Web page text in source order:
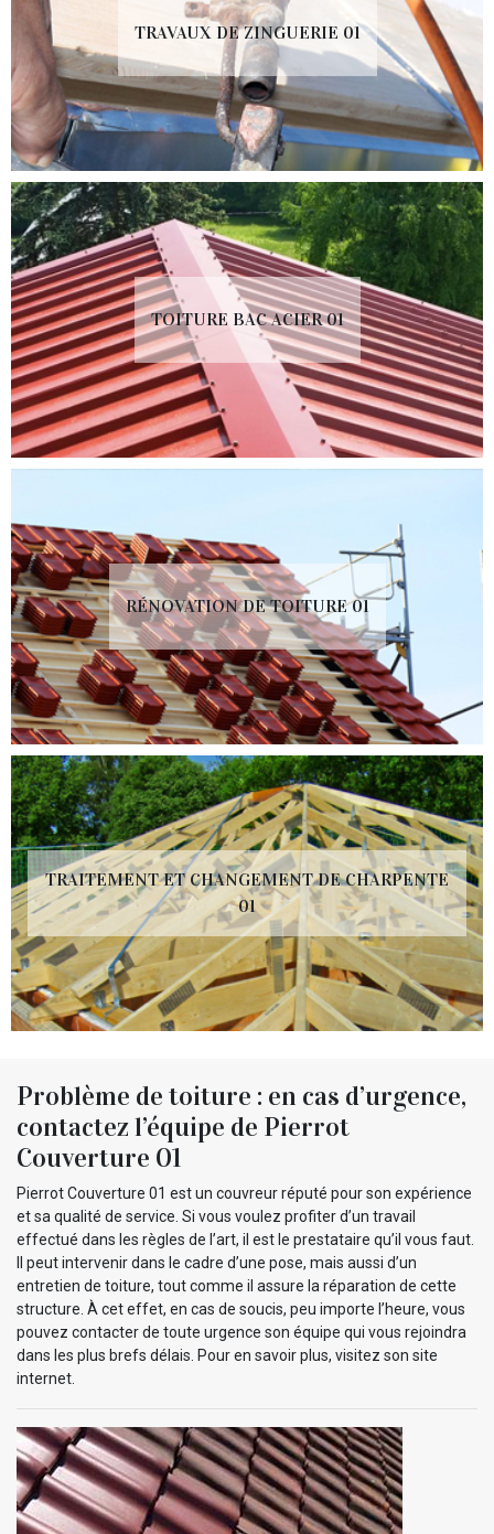
TRAVAUX DE ZINGUERIE 01
TOITURE BAC ACIER 01
RÉNOVATION DE TOITURE 01
TRAITEMENT ET CHANGEMENT DE CHARPENTE
01
Problème de toiture : en cas d’urgence,
contactez l’équipe de Pierrot
Couverture 01
Pierrot Couverture 01 est un couvreur réputé pour son expérience
et sa qualité de service. Si vous voulez profiter d’un travail
effectué dans les règles de l’art, il est le prestataire qu’il vous faut.
Il peut intervenir dans le cadre d’une pose, mais aussi d’un
entretien de toiture, tout comme il assure la réparation de cette
structure. À cet effet, en cas de soucis, peu importe l’heure, vous
pouvez contacter de toute urgence son équipe qui vous rejoindra
dans les plus brefs délais. Pour en savoir plus, visitez son site
internet.